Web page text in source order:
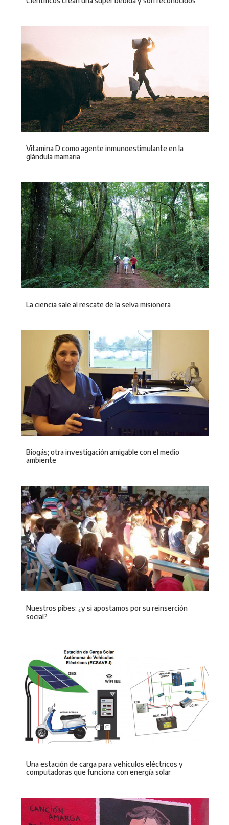
Vitamina D como agente inmunoestimulante en la
glándula mamaria
La ciencia sale al rescate de la selva misionera
Biogás; otra investigación amigable con el medio
ambiente
Nuestros pibes: ¿y si apostamos por su reinserción
social?
Una estación de carga para vehículos eléctricos y
computadoras que funciona con energía solar